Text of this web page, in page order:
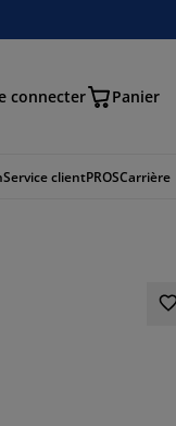
connecter Panier
Service clientPROSCarrière